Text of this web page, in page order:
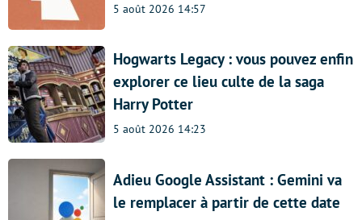
5 août 2026 14:57
Hogwarts Legacy : vous pouvez enfin
explorer ce lieu culte de la saga
Harry Potter
5 août 2026 14:23
Adieu Google Assistant : Gemini va
le remplacer à partir de cette date